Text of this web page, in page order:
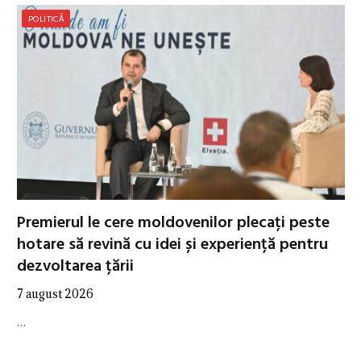
POLITICĂ
Premierul le cere moldovenilor plecați peste
hotare să revină cu idei și experiență pentru
dezvoltarea țării
7 august 2026
…